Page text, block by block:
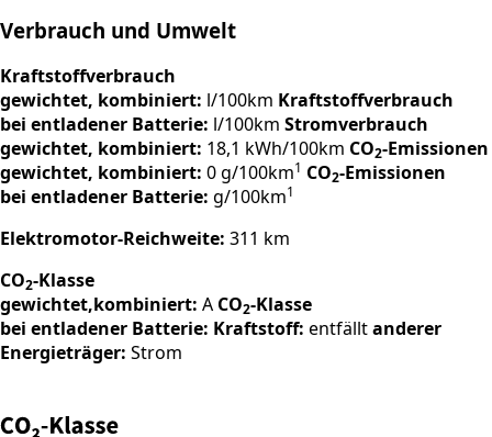
Verbrauch und Umwelt
Kraftstoffverbrauch
gewichtet, kombiniert: l/100km Kraftstoffverbrauch
bei entladener Batterie: l/100km Stromverbrauch
gewichtet, kombiniert: 18,1 kWh/100km CO2-Emissionen
gewichtet, kombiniert: 0 g/100km1 CO2-Emissionen
bei entladener Batterie: g/100km1
Elektromotor-Reichweite: 311 km
CO2-Klasse
gewichtet,kombiniert: A CO2-Klasse
bei entladener Batterie: Kraftstoff: entfälltanderer
Energieträger: Strom